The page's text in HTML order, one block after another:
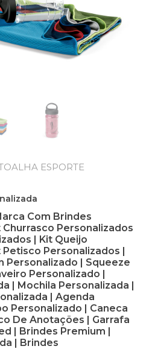
ESPORTE
Com Brindes
Personalizados
| Kit Queijo
Personalizados |
Personalizado | Squeeze
Personalizado |
| Mochila Personalizada |
| Agenda
Personalizado | Caneca
De Anotações | Garrafa
| Brindes Premium |
| Brindes